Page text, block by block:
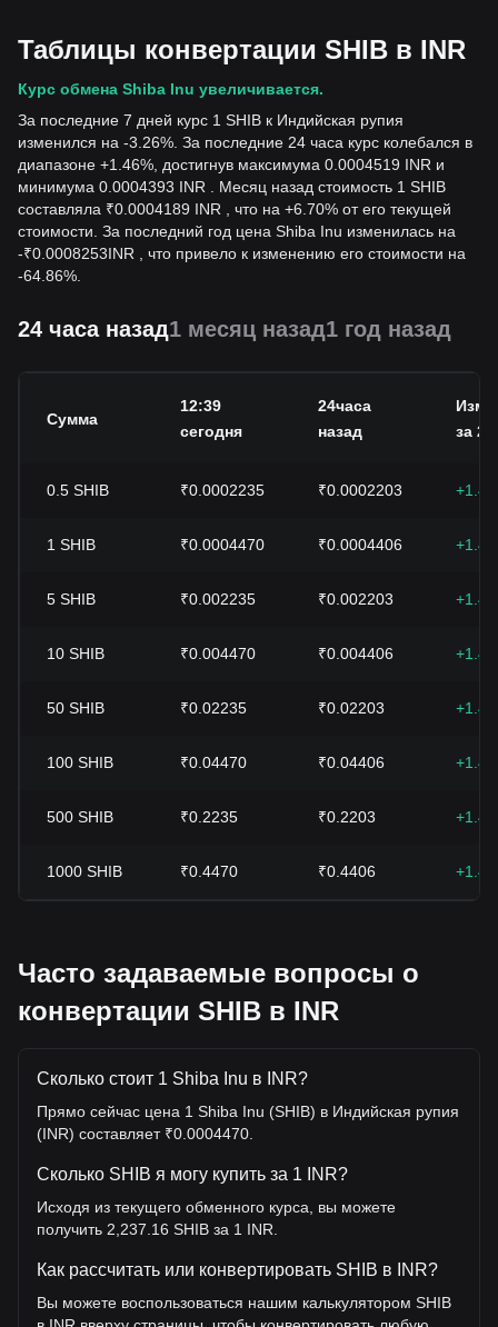
Таблицы конвертации SHIB в INR
Курс обмена Shiba Inu увеличивается.
За последние 7 дней курс 1 SHIB к Индийская рупия
изменился на -3.26%. За последние 24 часа курс колебался в
диапазоне +1.46%, достигнув максимума 0.0004519 INR и
минимума 0.0004393 INR . Месяц назад стоимость 1 SHIB
составляла ₹0.0004189 INR , что на +6.70% от его текущей
стоимости. За последний год цена Shiba Inu изменилась на
-₹0.0008253INR , что привело к изменению его стоимости на
-64.86%.
24 часа назад1 месяц назад1 год назад
Сумма
12:39
сегодня
24часа
назад
за 24
0.5 SHIB ₹0.0002235 ₹0.0002203
1 SHIB ₹0.0004470 ₹0.0004406
5 SHIB ₹0.002235 ₹0.002203
10 SHIB ₹0.004470 ₹0.004406
50 SHIB ₹0.02235 ₹0.02203
100 SHIB ₹0.04470 ₹0.04406
500 SHIB ₹0.2235 ₹0.2203
1000 SHIB ₹0.4470 ₹0.4406
Часто задаваемые вопросы о
конвертации SHIB в INR
Сколько стоит 1 Shiba Inu в INR?
Прямо сейчас цена 1 Shiba Inu (SHIB) в Индийская рупия
(INR) составляет ₹0.0004470.
Сколько SHIB я могу купить за 1 INR?
Исходя из текущего обменного курса, вы можете
получить 2,237.16 SHIB за 1 INR.
Как рассчитать или конвертировать SHIB в INR?
Вы можете воспользоваться нашим калькулятором SHIB